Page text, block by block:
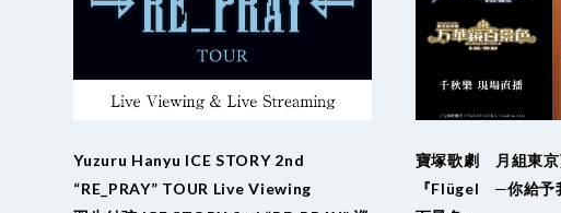
Yuzuru Hanyu ICE STORY 2nd
“RE_PRAY” TOUR Live Viewing
寶塚歌劇 月組東京
『Flügel ─你給予